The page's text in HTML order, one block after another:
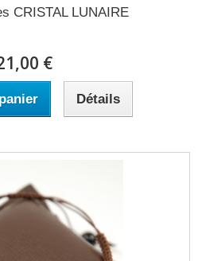
CRISTAL LUNAIRE
€
Détails